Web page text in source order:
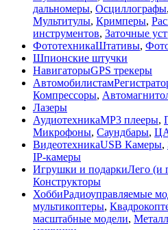
дальномеры, Осциллографы,
Мультитулы, Кримперы,
инструментов, Заточные
ФототехникаШтативы,
Шпионские штучки
НавигаторыGPS трекеры
Автомобилистам
Компрессоры,
Лазеры
АудиотехникаMP3 плееры,
Микрофоны, Саундбары,
ВидеотехникаUSB Камеры,
IP-камеры
Игрушки и подаркиЛего (и
Конструкторы
ХоббиРадиоуправляемые
мультикоптеры,
масштабные модели,